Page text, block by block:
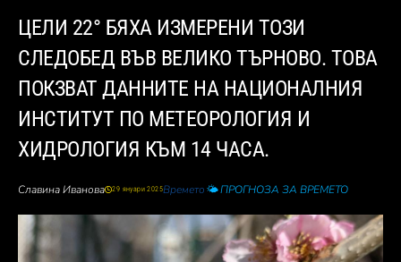
ЦЕЛИ 22° БЯХА ИЗМЕРЕНИ ТОЗИ
СЛЕДОБЕД ВЪВ ВЕЛИКО ТЪРНОВО. ТОВА
ПОКЗВАТ ДАННИТЕ НА НАЦИОНАЛНИЯ
ИНСТИТУТ ПО МЕТЕОРОЛОГИЯ И
ХИДРОЛОГИЯ КЪМ 14 ЧАСА.
Славина Иванова 29 януари 2025Времето🌤️ ПРОГНОЗА ЗА ВРЕМЕТО